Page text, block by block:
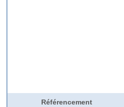
Référencement